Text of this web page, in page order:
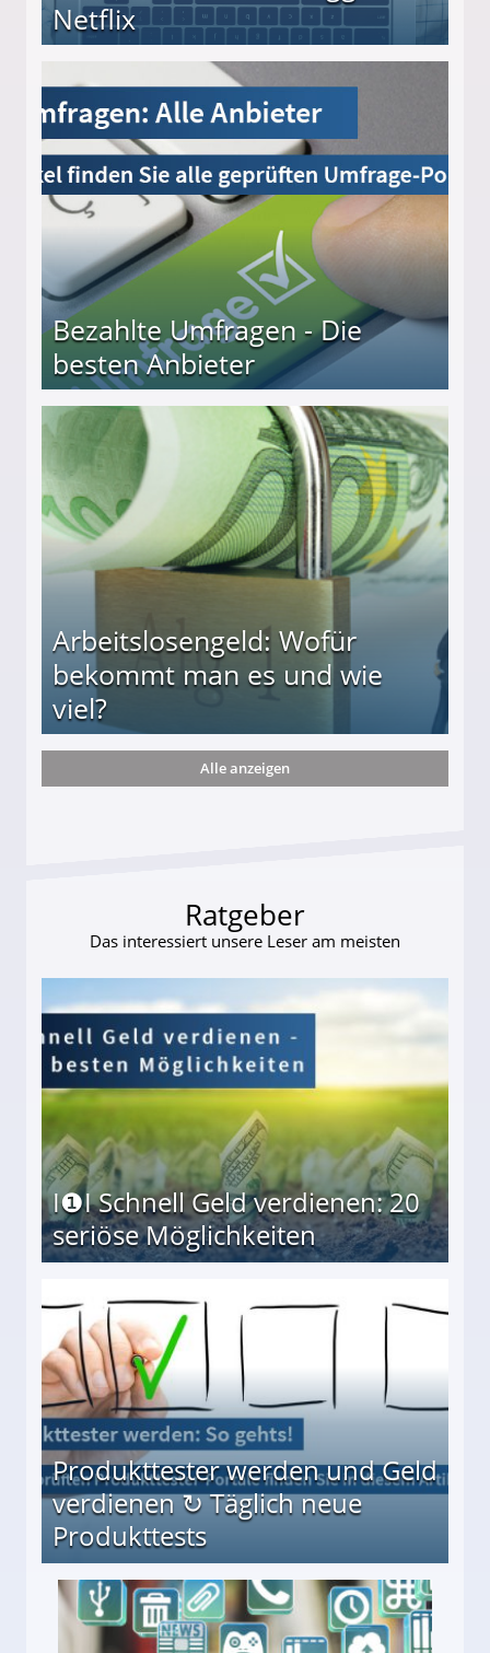
Netflix
Bezahlte Umfragen - Die
besten Anbieter
Arbeitslosengeld: Wofür
bekommt man es und wie
viel?
und wie viel?
Alle anzeigen
Ratgeber
Das interessiert unsere Leser am meisten
I❶I Schnell Geld verdienen: 20
seriöse Möglichkeiten
Produkttester werden und Geld
verdienen ↻ Täglich neue
Produkttests
↻ Täglich neue Produkttests